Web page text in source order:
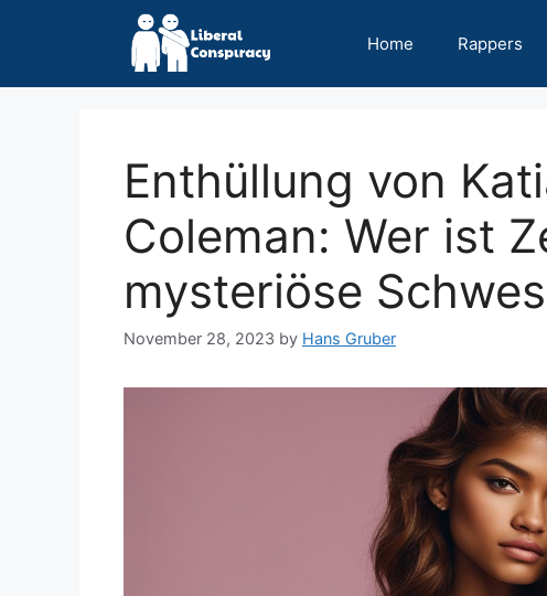
Home Rappers
Enthüllung von
Coleman: Wer ist
mysteriöse
November 28, 2023 by Hans Gruber